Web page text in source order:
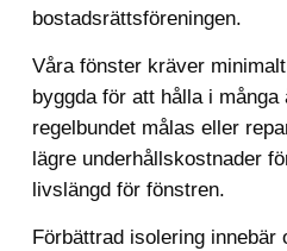
bostadsrättsföreningen.
Våra fönster kräver
byggda för att hålla i många
regelbundet målas eller
lägre underhållskostnader
livslängd för fönstren.
Förbättrad isolering innebär